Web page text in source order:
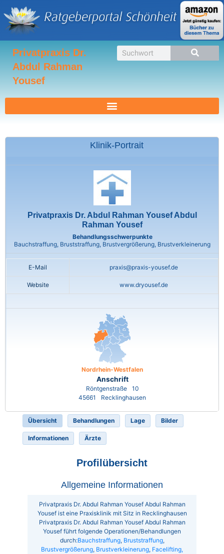
Inhalt
springen
Privatpraxis Dr.
Abdul Rahman
Yousef
Suche
Klinik-Portrait
Privatpraxis Dr. Abdul Rahman Yousef Abdul
Rahman Yousef
Behandlungsschwerpunkte
Bauchstraffung, Bruststraffung, Brustvergrößerung, Brustverkleinerung
E-Mail praxis@praxis-yousef.de
Website www.dryousef.de
Nordrhein-Westfalen
Anschrift
Röntgenstraße
10
45661
Recklinghausen
Übersicht Behandlungen Lage Bilder
Informationen Ärzte
Profilübersicht
Allgemeine Informationen
Privatpraxis Dr. Abdul Rahman Yousef Abdul Rahman
Yousef ist eine Praxisklinik mit Sitz in Recklinghausen
Privatpraxis Dr. Abdul Rahman Yousef Abdul Rahman
Yousef führt folgende Operationen/Behandlungen
durch:Bauchstraffung, Bruststraffung,
Brustvergrößerung, Brustverkleinerung, Facelifting,